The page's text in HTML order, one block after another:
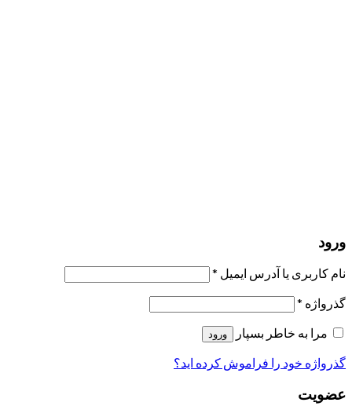
ورود
نام کاربری یا آدرس ایمیل *
گذرواژه *
مرا به خاطر بسپار
ورود
گذرواژه خود را فراموش کرده اید؟
عضویت